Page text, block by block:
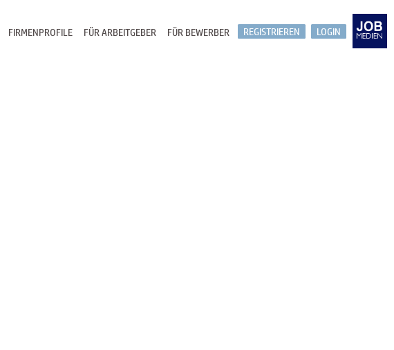
LOGIN
REGISTRIEREN
FÜR BEWERBER
FÜR ARBEITGEBER
FIRMENPROFILE